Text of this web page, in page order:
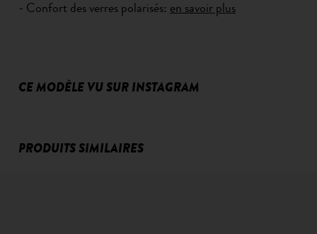
- Confort des verres polarisés: en savoir plus
CE MODÈLE VU SUR INSTAGRAM
PRODUITS SIMILAIRES